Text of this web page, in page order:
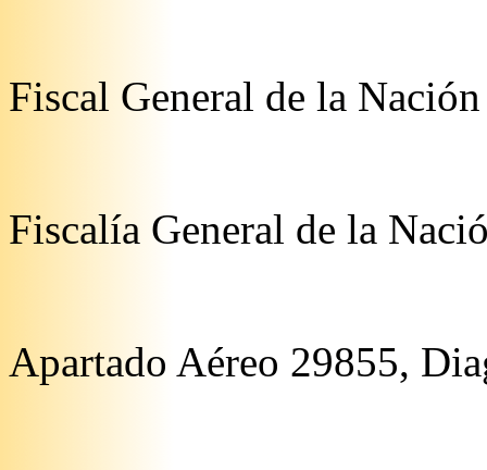
Fiscal General de la Nación
Fiscalía General de la
Apartado Aéreo 29855,